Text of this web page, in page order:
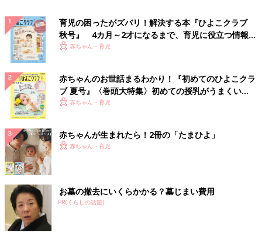
育児の困ったがズバリ！解決する本『ひよこクラブ
秋号』 4カ月～2才になるまで、育児に役立つ情報が
いっぱい！
赤ちゃん・育児
赤ちゃんのお世話まるわかり！『初めてのひよこクラ
ブ 夏号』〈巻頭大特集〉初めての授乳がうまくい
く！ おっぱい・ミルクの基本と夏のトラブル 解決テ
赤ちゃん・育児
赤ちゃんが生まれたら！2冊の「たまひよ」
赤ちゃん・育児
お墓の撤去にいくらかかる？墓じまい費用
PR(くらしの話題)